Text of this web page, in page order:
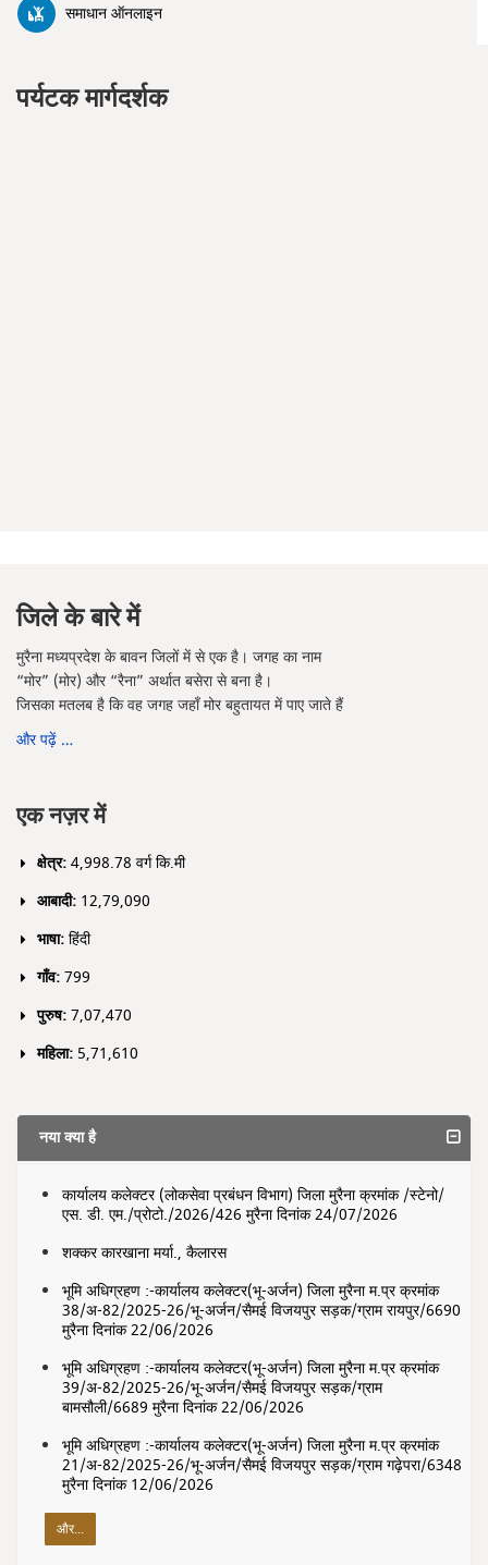
समाधान ऑनलाइन
पर्यटक मार्गदर्शक
जिले के बारे में
मुरैना मध्यप्रदेश के बावन जिलों में से एक है। जगह का नाम
“मोर” (मोर) और “रैना” अर्थात बसेरा से बना है।
जिसका मतलब है कि वह जगह जहाँ मोर बहुतायत में पाए जाते हैं
और पढ़ें …
एक नज़र में
क्षेत्र:4,998.78 वर्ग कि.मी
आबादी: 12,79,090
भाषा:हिंदी
गाँव:799
पुरुष:7,07,470
महिला: 5,71,610
नया क्या है
कार्यालय कलेक्टर (लोकसेवा प्रबंधन विभाग) जिला मुरैना क्रमांक /स्टेनो/
एस. डी. एम./प्रोटो./2026/426 मुरैना दिनांक 24/07/2026
शक्कर कारखाना मर्या., कैलारस
भूमि अधिग्रहण :-कार्यालय कलेक्टर(भू-अर्जन) जिला मुरैना म.प्र क्रमांक
38/अ-82/2025-26/भू-अर्जन/सैमई विजयपुर सड़क/ग्राम रायपुर/6690
मुरैना दिनांक 22/06/2026
भूमि अधिग्रहण :-कार्यालय कलेक्टर(भू-अर्जन) जिला मुरैना म.प्र क्रमांक
39/अ-82/2025-26/भू-अर्जन/सैमई विजयपुर सड़क/ग्राम
बामसौली/6689 मुरैना दिनांक 22/06/2026
भूमि अधिग्रहण :-कार्यालय कलेक्टर(भू-अर्जन) जिला मुरैना म.प्र क्रमांक
21/अ-82/2025-26/भू-अर्जन/सैमई विजयपुर सड़क/ग्राम गढ़ेपरा/6348
मुरैना दिनांक 12/06/2026
और...